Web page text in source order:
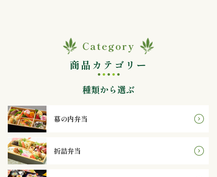
ら
選
ぶ
Category
商品カテゴリー
種類から選ぶ
幕の内弁当
折詰弁当